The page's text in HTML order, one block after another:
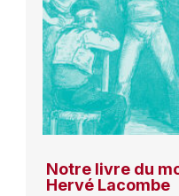
Notre livre du
Hervé Lacombe